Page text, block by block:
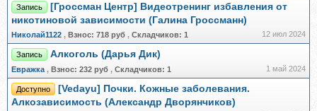
Запись
[Гроссман Центр] Видеотренинг избавления от
никотиновой зависимости (Галина Гроссманн)
Николай1122 , Взнос: 718 руб , Складчиков: 1 12 июл 2024
Запись Алкоголь (Дарья Дик)
Евражкa , Взнос: 232 руб , Складчиков: 1 1 май 2024
Доступно
[Vedayu] Почки. Кожные заболевания.
Алкозависимость (Александр Дворянчиков)